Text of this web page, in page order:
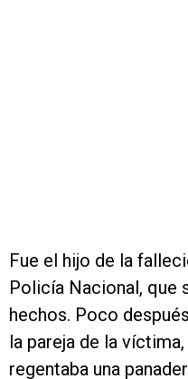
Fue el hijo de la
Policía Nacional, que
hechos. Poco
la pareja de la
regentaba una